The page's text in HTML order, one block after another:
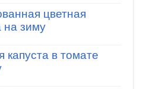
цветная
на зиму
капуста в томате